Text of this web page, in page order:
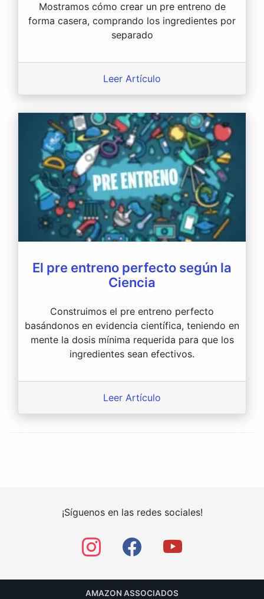
Mostramos cómo crear un pre entreno de
forma casera, comprando los ingredientes por
separado
Leer Artículo
El pre entreno perfecto según la
Ciencia
Construimos el pre entreno perfecto
basándonos en evidencia científica, teniendo en
mente la dosis mínima requerida para que los
ingredientes sean efectivos.
Leer Artículo
¡Síguenos en las redes sociales!
AMAZON ASSOCIADOS